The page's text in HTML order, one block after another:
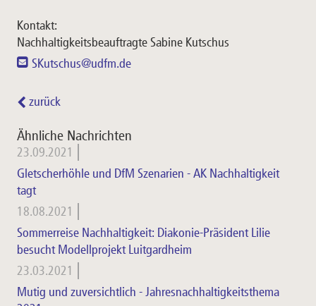
Kontakt:
Nachhaltigkeitsbeauftragte Sabine Kutschus
SKutschus@udfm.de
zurück
Ähnliche Nachrichten
23.09.2021
Gletscherhöhle und DfM Szenarien - AK Nachhaltigkeit
tagt
18.08.2021
Sommerreise Nachhaltigkeit: Diakonie-Präsident Lilie
besucht Modellprojekt Luitgardheim
23.03.2021
Mutig und zuversichtlich - Jahresnachhaltigkeitsthema